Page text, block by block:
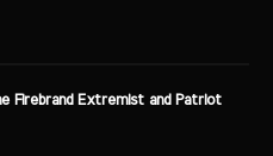
Firebrand Extremist and Patriot